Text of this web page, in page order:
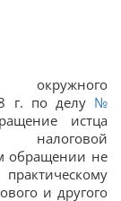
г. по делу №
истца
налоговой
обращении не
и другого